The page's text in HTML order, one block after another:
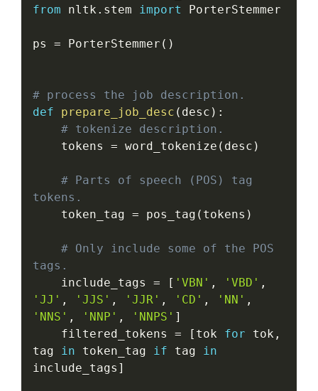
from nltk . stem import PorterStemmer
ps = PorterStemmer ( )
# process the job description.
def
prepare_job_desc ( desc ) :
# tokenize description.
    tokens
= word_tokenize ( desc )
# Parts of speech (POS) tag
tokens.
    token_tag
= pos_tag ( tokens )
# Only include some of the POS
tags.
    include_tags
= [ 'VBN' , 'VBD' ,
'JJ' , 'JJS' , 'JJR' , 'CD' , 'NN' ,
'NNS' , 'NNP' , 'NNPS' ]
    filtered_tokens
= [ tok for tok ,
tag in token_tag if tag in
include_tags ]